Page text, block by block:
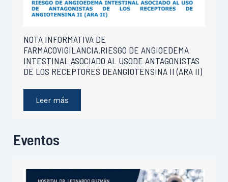
NOTA INFORMATIVA DE
FARMACOVIGILANCIA.RIESGO DE ANGIOEDEMA
INTESTINAL ASOCIADO AL USODE ANTAGONISTAS
DE LOS RECEPTORES DEANGIOTENSINA II (ARA II)
Leer más
Eventos